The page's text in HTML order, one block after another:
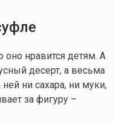
нравится детям. А
десерт, а весьма
ни сахара, ни муки,
за фигуру –